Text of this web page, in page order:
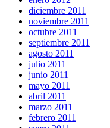
diciembre 2011
noviembre 2011
octubre 2011
septiembre 2011
agosto 2011
julio 2011
junio 2011
mayo 2011
abril 2011
marzo 2011
febrero 2011